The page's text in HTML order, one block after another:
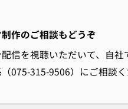
作のご相談もどうぞ
信を視聴いただいて、自
075-315-9506）にご相談く